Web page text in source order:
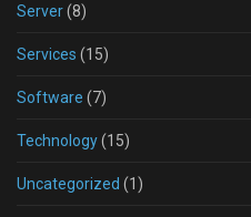
Server(8)
Services (15)
Software (7)
Technology(15)
Uncategorized (1)